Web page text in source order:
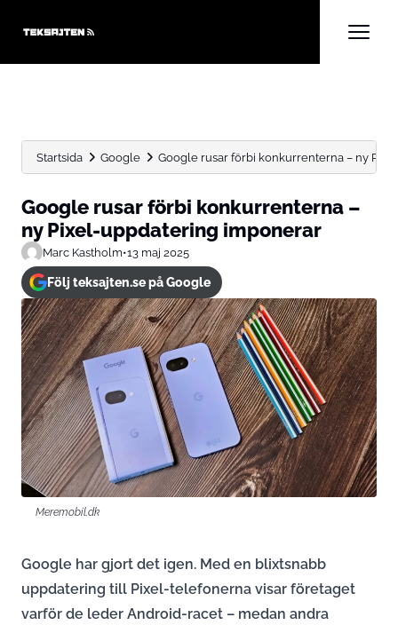
Startsida Google Google rusar förbi konkurrenterna – ny
Google rusar förbi konkurrenterna –
ny Pixel-uppdatering imponerar
Marc Kastholm•13 maj 2025
Följ teksajten.se på Google
Meremobil.dk
Google har gjort det igen. Med en blixtsnabb
uppdatering till Pixel-telefonerna visar företaget
varför de leder Android-racet – medan andra